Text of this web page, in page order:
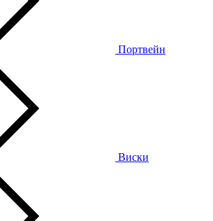
Портвейн
Виски